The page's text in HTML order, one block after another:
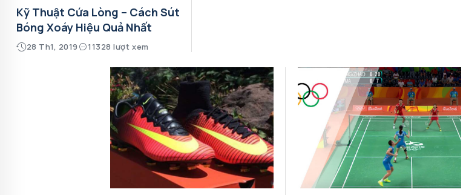
Kỹ Thuật Cứa Lòng – Cách Sút
Bóng Xoáy Hiệu Quả Nhất
28 Th1, 2019 11328 lượt xem